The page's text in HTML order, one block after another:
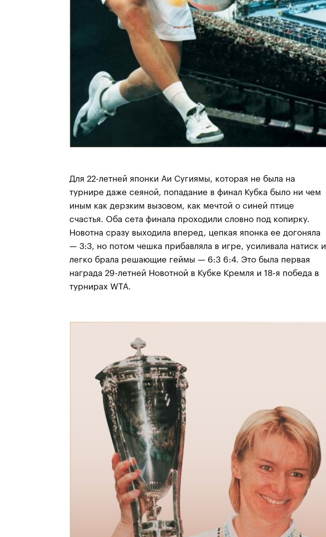
Для 22-летней японки Аи Сугиямы, которая не была на
турнире даже сеяной, попадание в финал Кубка было ни чем
иным как дерзким вызовом, как мечтой о синей птице
счастья. Оба сета финала проходили словно под копирку.
Новотна сразу выходила вперед, цепкая японка ее догоняла
— 3:3, но потом чешка прибавляла в игре, усиливала натиск и
легко брала решающие геймы — 6:3 6:4. Это была первая
награда 29-летней Новотной в Кубке Кремля и 18-я победа в
турнирах WTA.